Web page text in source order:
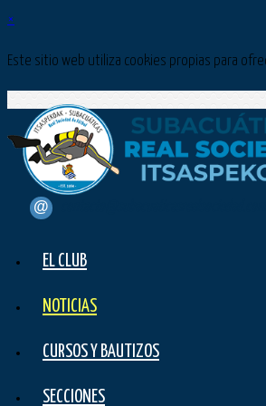
×
Este sitio web utiliza cookies propias para
EL CLUB
NOTICIAS
CURSOS Y BAUTIZOS
SECCIONES